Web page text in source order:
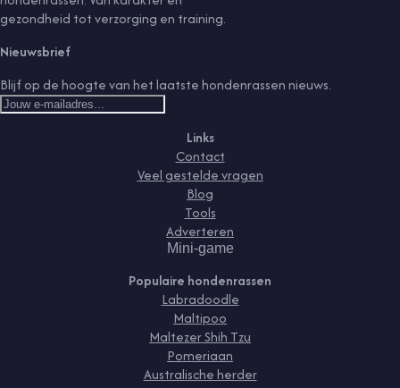
gezondheid tot verzorging en training.
Nieuwsbrief
Blijf op de hoogte van het laatste hondenrassen nieuws.
Links
Contact
Veel gestelde vragen
Blog
Tools
Adverteren
Mini-game
Populaire hondenrassen
Labradoodle
Maltipoo
Maltezer Shih Tzu
Pomeriaan
Australische herder